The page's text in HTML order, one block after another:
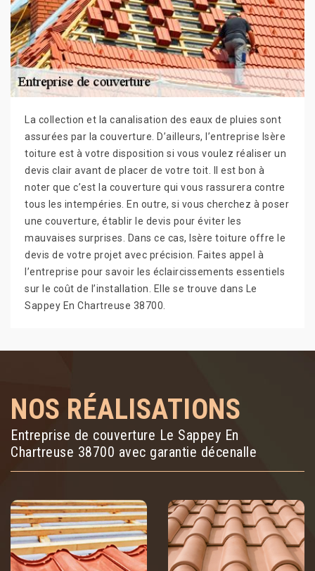
La collection et la canalisation des eaux de pluies sont
assurées par la couverture. D’ailleurs, l’entreprise Isère
toiture est à votre disposition si vous voulez réaliser un
devis clair avant de placer de votre toit. Il est bon à
noter que c’est la couverture qui vous rassurera contre
tous les intempéries. En outre, si vous cherchez à poser
une couverture, établir le devis pour éviter les
mauvaises surprises. Dans ce cas, Isère toiture offre le
devis de votre projet avec précision. Faites appel à
l’entreprise pour savoir les éclaircissements essentiels
sur le coût de l’installation. Elle se trouve dans Le
Sappey En Chartreuse 38700.
NOS RÉALISATIONS
Entreprise de couverture Le Sappey En
Chartreuse 38700 avec garantie décenalle